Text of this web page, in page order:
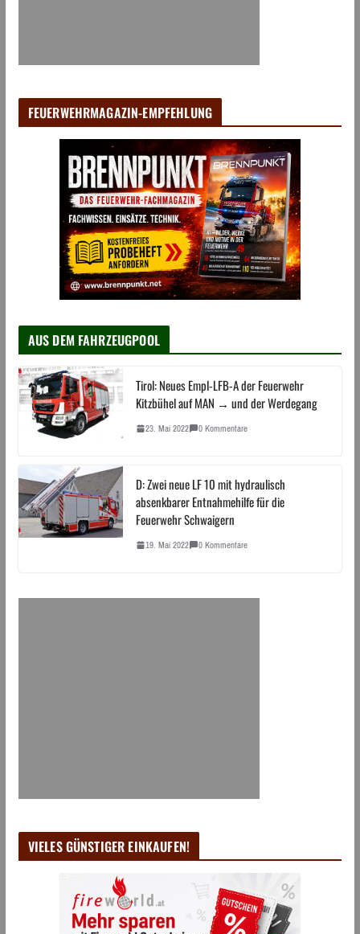
FEUERWEHRMAGAZIN-EMPFEHLUNG
AUS DEM FAHRZEUGPOOL
Tirol: Neues Empl-LFB-A der Feuerwehr
Kitzbühel auf MAN → und der Werdegang
23. Mai 2022 0 Kommentare
D: Zwei neue LF 10 mit hydraulisch
absenkbarer Entnahmehilfe für die
Feuerwehr Schwaigern
19. Mai 2022 0 Kommentare
VIELES GÜNSTIGER EINKAUFEN!